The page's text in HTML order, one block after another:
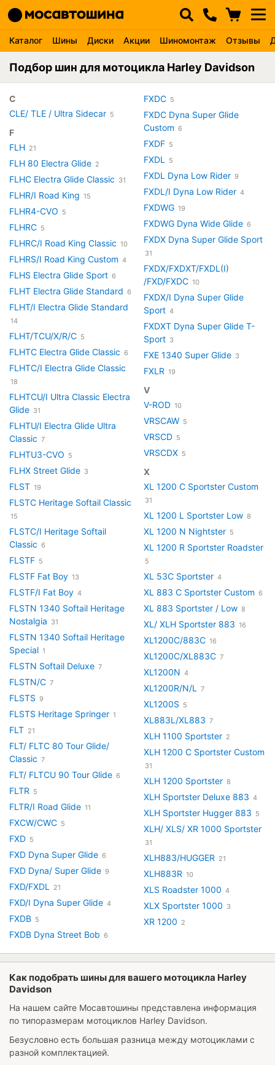
Каталог Шины Диски Акции Шиномонтаж Отзывы
Подбор шин для мотоцикла Harley Davidson
C
CLE/ TLE / Ultra Sidecar 5
F
FLH 21
FLH 80 Electra Glide 2
FLHC Electra Glide Classic 31
FLHR/I Road King 15
FLHR4-CVO 5
FLHRC 5
FLHRC/I Road King Classic 10
FLHRS/I Road King Custom 4
FLHS Electra Glide Sport 6
FLHT Electra Glide Standard 6
FLHT/I Electra Glide Standard
14
FLHT/TCU/X/R/C 5
FLHTC Electra Glide Classic 6
FLHTC/I Electra Glide Classic
18
FLHTCU/I Ultra Classic Electra
Glide 31
FLHTU/I Electra Glide Ultra
Classic 7
FLHTU3-CVO 5
FLHX Street Glide 3
FLST 19
FLSTC Heritage Softail Classic
15
FLSTC/I Heritage Softail
Classic 6
FLSTF 5
FLSTF Fat Boy 13
FLSTF/I Fat Boy 4
FLSTN 1340 Softail Heritage
Nostalgia 31
FLSTN 1340 Softail Heritage
Special 1
FLSTN Softail Deluxe 7
FLSTN/C 7
FLSTS 9
FLSTS Heritage Springer 1
FLT 21
FLT/ FLTC 80 Tour Glide/
Classic 7
FLT/ FLTCU 90 Tour Glide 6
FLTR 5
FLTR/I Road Glide 11
FXCW/CWC 5
FXD 5
FXD Dyna Super Glide 6
FXD Dyna/ Super Glide 9
FXD/FXDL 21
FXD/I Dyna Super Glide 4
FXDB 5
FXDB Dyna Street Bob 6
FXDC 5
FXDC Dyna Super Glide
Custom 6
FXDF 5
FXDL 5
FXDL Dyna Low Rider 9
FXDL/I Dyna Low Rider 4
FXDWG 19
FXDWG Dyna Wide Glide 6
FXDX Dyna Super Glide Sport
31
FXDX/FXDXT/FXDL(I)
/FXD/FXDC 10
FXDX/I Dyna Super Glide
Sport 4
FXDXT Dyna Super Glide T-
Sport 3
FXE 1340 Super Glide 3
FXLR 19
V
V-ROD 10
VRSCAW 5
VRSCD 5
VRSCDX 5
X
XL 1200 C Sportster Custom
31
XL 1200 L Sportster Low 8
XL 1200 N Nightster 5
XL 1200 R Sportster Roadster
5
XL 53C Sportster 4
XL 883 C Sportster Custom 6
XL 883 Sportster / Low 8
XL/ XLH Sportster 883 16
XL1200C/883C 16
XL1200C/XL883C 7
XL1200N 4
XL1200R/N/L 7
XL1200S 5
XL883L/XL883 7
XLH 1100 Sportster 2
XLH 1200 C Sportster Custom
31
XLH 1200 Sportster 8
XLH Sportster Deluxe 883 4
XLH Sportster Hugger 883 5
XLH/ XLS/ XR 1000 Sportster
31
XLH883/HUGGER 21
XLH883R 10
XLS Roadster 1000 4
XLX Sportster 1000 3
XR 1200 2
Как подобрать шины для вашего мотоцикла Harley
Davidson
На нашем сайте Мосавтошины представлена информация
по типоразмерам мотоциклов Harley Davidson.
Безусловно есть большая разница между мотоциклами с
разной комплектацией.